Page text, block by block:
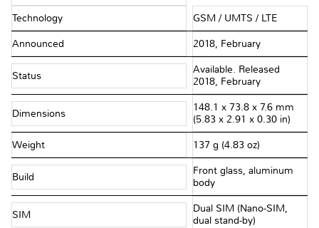
Technology GSM / UMTS / LTE
Announced 2018, February
Status
Available. Released
2018, February
Dimensions
148.1 x 73.8 x 7.6 mm
(5.83 x 2.91 x 0.30 in)
Weight 137 g (4.83 oz)
Build
Front glass, aluminum
body
SIM
Dual SIM (Nano-SIM,
dual stand-by)